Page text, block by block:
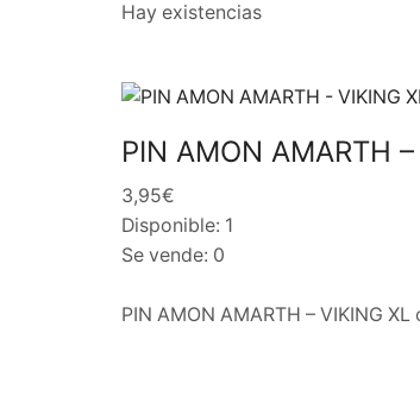
Hay existencias
PIN AMON AMARTH
3,95€
Disponible: 1
Se vende: 0
PIN AMON AMARTH – VIKING